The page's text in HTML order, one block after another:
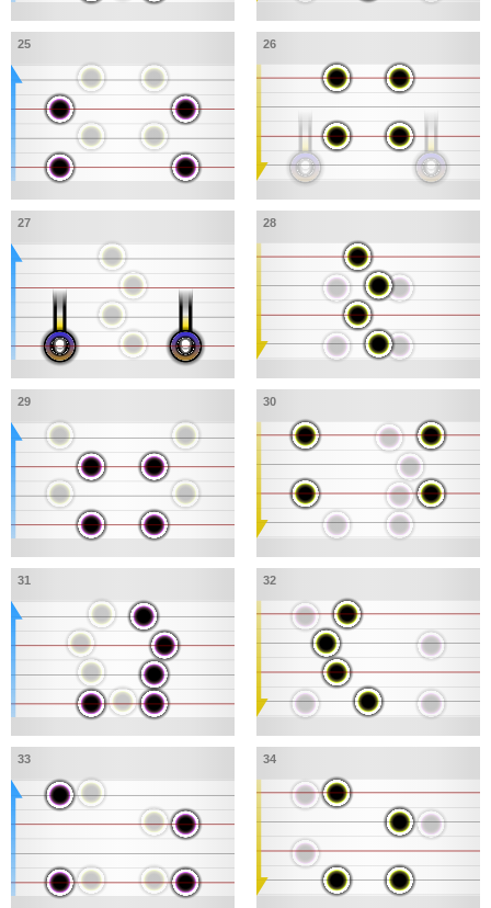
25 26
27 28
29 30
31 32
33 34